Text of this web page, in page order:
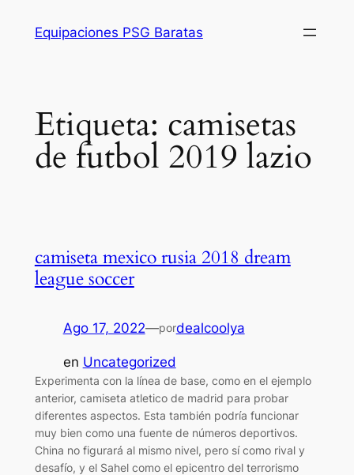
Equipaciones PSG Baratas
Etiqueta: camisetas
de futbol 2019 lazio
camiseta mexico rusia 2018 dream
league soccer
Ago 17, 2022—pordealcoolya
en Uncategorized
Experimenta con la línea de base, como en el ejemplo
anterior, camiseta atletico de madrid para probar
diferentes aspectos. Esta también podría funcionar
muy bien como una fuente de números deportivos.
China no figurará al mismo nivel, pero sí como rival y
desafío, y el Sahel como el epicentro del terrorismo